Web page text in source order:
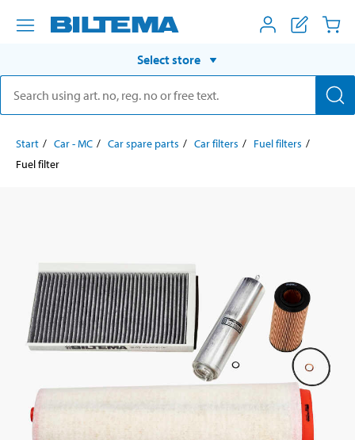
Select store
Start Car - MC Car spare parts Car filters
Fuel filters
Fuel filter